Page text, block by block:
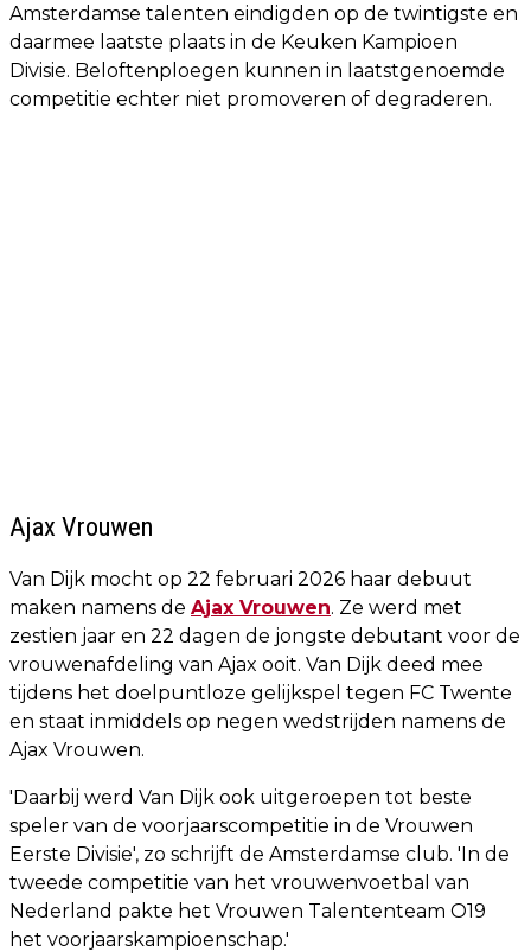
Amsterdamse talenten eindigden op de twintigste en
daarmee laatste plaats in de Keuken Kampioen
Divisie. Beloftenploegen kunnen in laatstgenoemde
competitie echter niet promoveren of degraderen.
Ajax Vrouwen
Van Dijk mocht op 22 februari 2026 haar debuut
maken namens de Ajax Vrouwen. Ze werd met
zestien jaar en 22 dagen de jongste debutant voor de
vrouwenafdeling van Ajax ooit. Van Dijk deed mee
tijdens het doelpuntloze gelijkspel tegen FC Twente
en staat inmiddels op negen wedstrijden namens de
Ajax Vrouwen.
'Daarbij werd Van Dijk ook uitgeroepen tot beste
speler van de voorjaarscompetitie in de Vrouwen
Eerste Divisie', zo schrijft de Amsterdamse club. 'In de
tweede competitie van het vrouwenvoetbal van
Nederland pakte het Vrouwen Talententeam O19
het voorjaarskampioenschap.'